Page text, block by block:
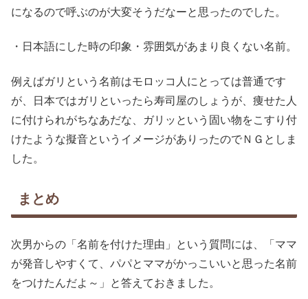
になるので呼ぶのが大変そうだなーと思ったのでした。
・日本語にした時の印象・雰囲気があまり良くない名前。
例えばガリという名前はモロッコ人にとっては普通です
が、日本ではガリといったら寿司屋のしょうが、痩せた人
に付けられがちなあだな、ガリッという固い物をこすり付
けたような擬音というイメージがありったのでＮＧとしま
した。
まとめ
次男からの「名前を付けた理由」という質問には、「ママ
が発音しやすくて、パパとママがかっこいいと思った名前
をつけたんだよ～」と答えておきました。